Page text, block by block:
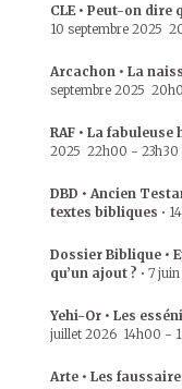
CLE • Peut-on dire
10 septembre 2025
Arcachon • La
septembre 2025
RAF • La
2025 22h00 - 23h30
DBD • Ancien
textes bibliques •
Dossier Biblique •
qu’un ajout ? • 7
Yehi-Or • Les
juillet 2026 14h00 -
Arte • Les